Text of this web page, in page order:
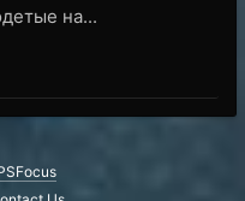
на...